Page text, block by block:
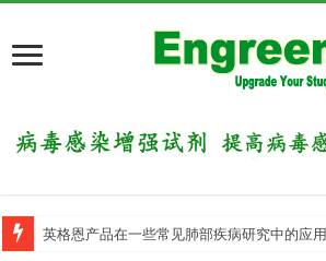
英格恩产品在一些常见肺部疾病研究中的应用